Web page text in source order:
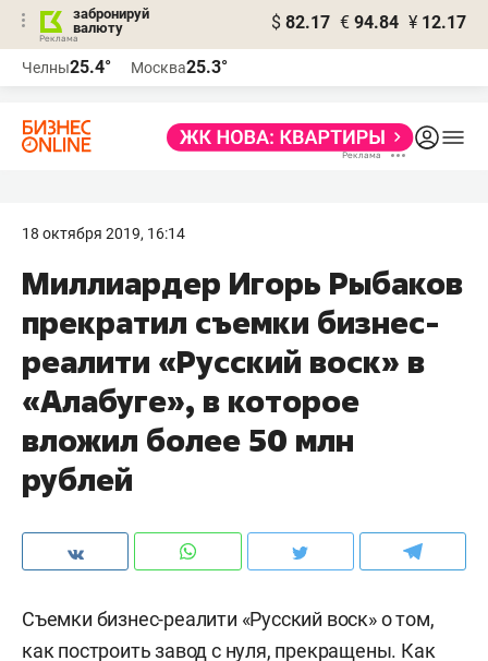
забронируй
валюту
$ 82.17 € 94.84 ¥ 12.17
Челны25.4° Москва25.3°
18 октября 2019, 16:14
Миллиардер Игорь Рыбаков
прекратил съемки бизнес-
реалити «Русский воск» в
«Алабуге», в которое
вложил более 50 млн
рублей
Съемки бизнес-реалити «Русский воск» о том,
как построить завод с нуля, прекращены. Как